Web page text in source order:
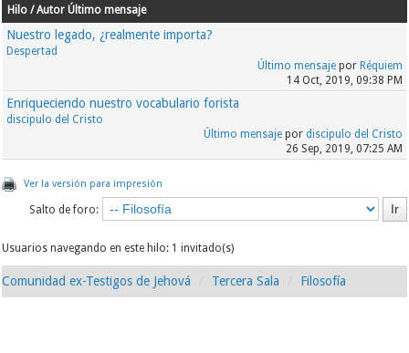
Hilo / Autor Último mensaje
Nuestro legado, ¿realmente importa?
Despertad
Último mensajepor Réquiem
14 Oct, 2019, 09:38 PM
Enriqueciendo nuestro vocabulario forista
discipulo del Cristo
Último mensajepor discipulo del Cristo
26 Sep, 2019, 07:25 AM
Ver la versión para impresión
Salto de foro:
Usuarios navegando en este hilo: 1 invitado(s)
Comunidad ex-Testigos de Jehová Tercera Sala Filosofía